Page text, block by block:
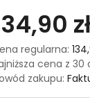
regularna:
cena z 30
zakupu: